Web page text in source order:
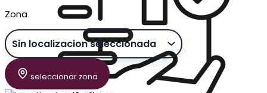
Zona
seleccionar zona